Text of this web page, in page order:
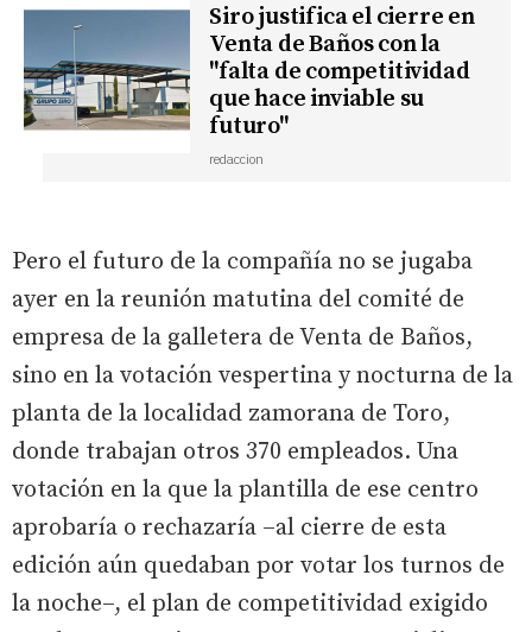
Siro justifica el cierre en
Venta de Baños con la
"falta de competitividad
que hace inviable su
futuro"
redaccion
Pero el futuro de la compañía no se jugaba
ayer en la reunión matutina del comité de
empresa de la galletera de Venta de Baños,
sino en la votación vespertina y nocturna de la
planta de la localidad zamorana de Toro,
donde trabajan otros 370 empleados. Una
votación en la que la plantilla de ese centro
aprobaría o rechazaría –al cierre de esta
edición aún quedaban por votar los turnos de
la noche–, el plan de competitividad exigido